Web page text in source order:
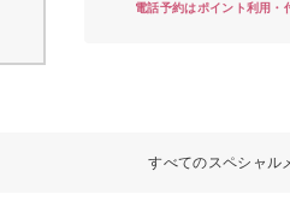
電話予約はポイント利用・
すべてのスペシャル